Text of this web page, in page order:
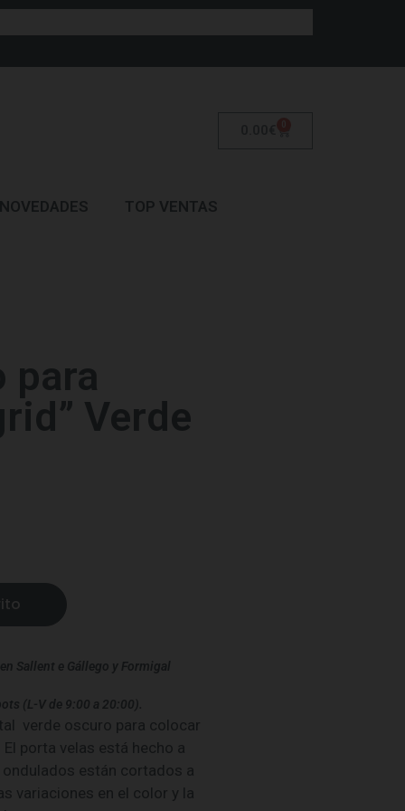
NOVEDADES TOP VENTAS
para
Verde
Sallent e Gállego y Formigal
(L-V de 9:00 a 20:00).
verde oscuro para colocar
porta velas está hecho a
están cortados a
variaciones en el color y la